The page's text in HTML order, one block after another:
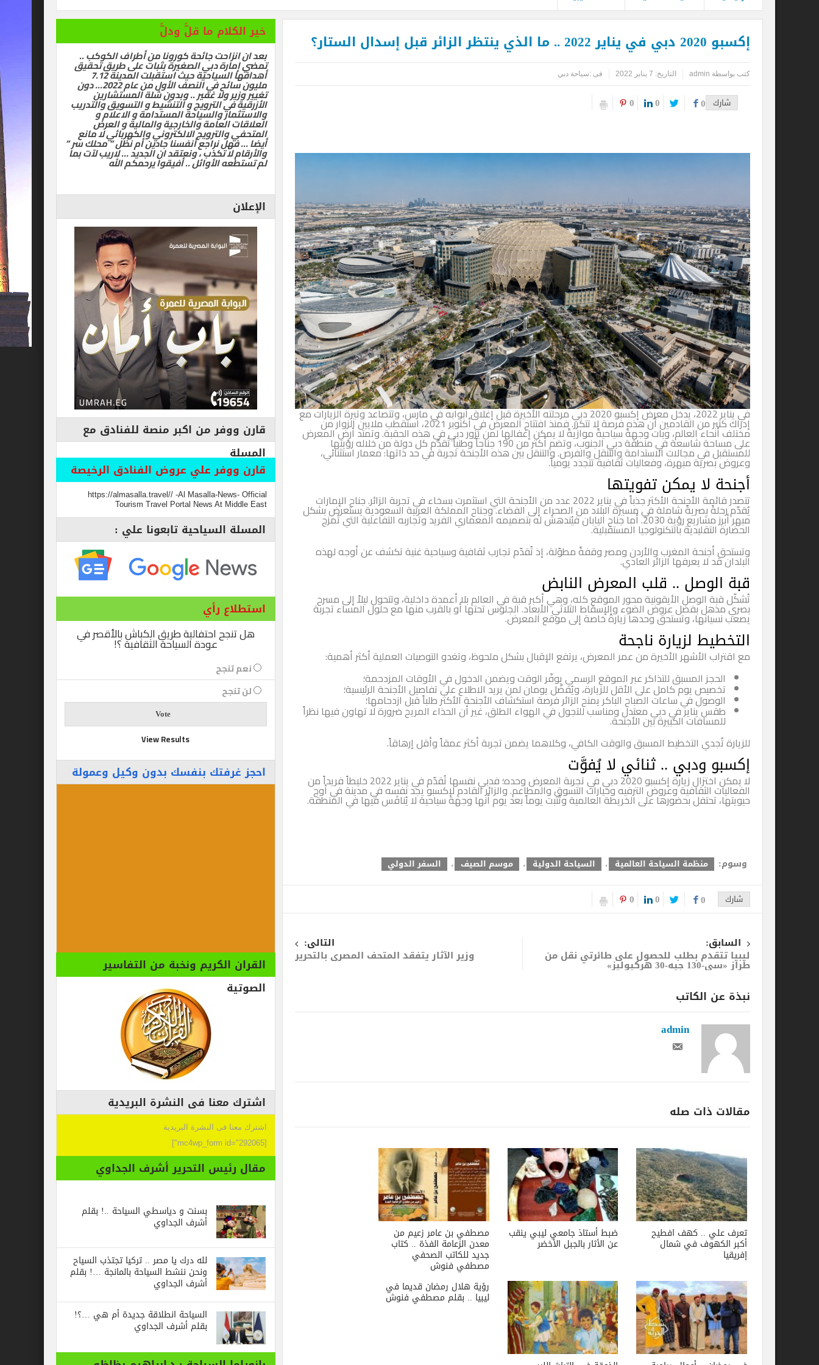
إكسبو 2020 دبي في يناير 2022 .. ما الذي ينتظر الزائر قبل إسدال الستار؟
admin التاريخ: 7 يناير 2022 فى :سياحة دبي
0
0
في يناير 2022، يدخل معرض إكسبو 2020 دبي مرحلته الأخيرة قبل إغلاق أبوابه في مارس، وتتصاعد وتيرة الزيارات مع
إدراك كثير من القادمين أن هذه فرصة لا تتكرر. فمنذ افتتاح المعرض في أكتوبر 2021، استقطب ملايين الزوار من
مختلف أنحاء العالم، وبات وجهةً سياحيةً موازيةً لا يمكن إغفالها لمن يزور دبي في هذه الحقبة. وتمتد أرض المعرض
على مساحة شاسعة في منطقة دبي الجنوب، وتضم أكثر من 190 جناحاً وطنياً تُقدّم كل دولة من خلاله رؤيتها
للمستقبل في مجالات الاستدامة والتنقل والفرص. والتنقل بين هذه الأجنحة تجربة في حد ذاتها: معمار استثنائي،
وعروض بصرية مبهرة، وفعاليات ثقافية تتجدد يومياً.
أجنحة لا يمكن تفويتها
تتصدر قائمة الأجنحة الأكثر جذباً في يناير 2022 عدد من الأجنحة التي استثمرت بسخاء في تجربة الزائر. جناح الإمارات
يُقدّم رحلةً بصريةً شاملة في مسيرة البلاد من الصحراء إلى الفضاء. وجناح المملكة العربية السعودية يستعرض بشكل
مبهر أبرز مشاريع رؤية 2030. أما جناح اليابان فيُندهش له بتصميمه المعماري الفريد وتجاربه التفاعلية التي تُمزج
الحضارة التقليدية بالتكنولوجيا المستقبلية.
وتستحق أجنحة المغرب والأردن ومصر وقفةً مطوّلة، إذ تُقدّم تجارب ثقافية وسياحية غنية تكشف عن أوجه لهذه
البلدان قد لا يعرفها الزائر العادي.
قبة الوصل .. قلب المعرض النابض
تُشكّل قبة الوصل الأيقونية محور الموقع كله، وهي أكبر قبة في العالم بلا أعمدة داخلية، وتتحول ليلاً إلى مسرح
بصري مذهل بفضل عروض الضوء والإسقاط الثلاثي الأبعاد. الجلوس تحتها أو بالقرب منها مع حلول المساء تجربة
يصعب نسيانها، وتستحق وحدها زيارةً خاصة إلى موقع المعرض.
التخطيط لزيارة ناجحة
مع اقتراب الأشهر الأخيرة من عمر المعرض، يرتفع الإقبال بشكل ملحوظ، وتغدو التوصيات العملية أكثر أهمية:
الحجز المسبق للتذاكر عبر الموقع الرسمي يوفّر الوقت ويضمن الدخول في الأوقات المزدحمة؛
تخصيص يوم كامل على الأقل للزيارة، ويُفضّل يومان لمن يريد الاطلاع على تفاصيل الأجنحة الرئيسية؛
الوصول في ساعات الصباح الباكر يمنح الزائر فرصة استكشاف الأجنحة الأكثر طلباً قبل ازدحامها؛
طقس يناير في دبي معتدل ومناسب للتجول في الهواء الطلق، غير أن الحذاء المريح ضرورة لا تهاون فيها نظراً
للمسافات الكبيرة بين الأجنحة.
للزيارة تُجدي التخطيط المسبق والوقت الكافي، وكلاهما يضمن تجربة أكثر عمقاً وأقل إرهاقاً.
إكسبو ودبي .. ثنائي لا يُفوَّت
لا يمكن اختزال زيارة إكسبو 2020 دبي في تجربة المعرض وحده؛ فدبي نفسها تُقدّم في يناير 2022 خليطاً فريداً من
الفعاليات الثقافية وعروض الترفيه وخيارات التسوق والمطاعم. والزائر القادم لإكسبو يجد نفسه في مدينة في أوج
حيويتها، تحتفل بحضورها على الخريطة العالمية وتُثبت يوماً بعد يوم أنها وجهة سياحية لا يُنافَس فيها في المنطقة.
منظمة السياحة العالمية ، السياحة الدولية ، موسم الصيف ، السفر الدولي
0
0
0
السابق:
ليبيا تتقدم بطلب للحصول على طائرتي نقل من
طراز «سي-130 جيه-30 هركيوليز»
وزير الآثار يتفقد المتحف المصرى بالتحرير
نبذة عن الكاتب
admin
مقالات ذات صله
تعرف علي .. كهف افطيح
أكبر الكهوف في شمال
ضبط أستاذ جامعي ليبي ينقب
عن الأثار بالجبل الأخضر
مصطفي بن عامر زعيم من
معدن الزعامة الفذة .. كتاب
جديد للكاتب الصحفي
مصطفي فنوش
رؤية هلال رمضان قديما في
ليبيا .. بقلم مصطفي فنوش
خير الكلام ما قلَّ ودلَّ
بعد ان انزاحت جائحة كورونا من أطراف الكوكب ..
تمضي إمارة دبي الصغيرة بثبات على طريق تحقيق
أهدافها السياحية حيث استقبلت المدينة 7.12
مليون سائح في النصف الأول من عام 2022… دون
تغيير وزير ولا غفير .. وبدون شلة المستشارين
الأزرقية في الترويج و التنشيط و التسويق والتدريب
والاستثمار والسياحة المستدامة و الاعلام و
العلاقات العامة والخارجية والمالية و العرض
المتحفي والترويج الالكتروني والكهربائي لا مانع
أيضا … فهل نراجع أنفسنا جادين أم نظل ” محلك سر ”
والأرقام لا تكذب ، ونعتقد ان الجديد … لاريب لآت بما
لم تستطعه الأوائل .. أفيقوا يرحمكم الله
الإعلان
قارن ووفر من اكبر منصة للفنادق مع
المسلة
قارن ووفر علي عروض الفنادق الرخيصة
https://almasalla.travel// -Al Masalla-News- Official
Tourism Travel Portal News At Middle East
المسلة السياحية تابعونا علي :
استطلاع رأي
هل تنجح احتفالية طريق الكباش بالأقصر في
عودة السياحة الثقافية ؟!
نعم تنجح
View Results
احجز غرفتك بنفسك بدون وكيل وعمولة
القران الكريم ونخبة من التفاسير
اشترك معنا فى النشرة البريدية
اشترك معنا فى النشرة البريدية
مقال رئيس التحرير أشرف الجداوي
بسنت و دياسطي السياحة ..! بقلم
أشرف الجداوي
لله درك يا مصر .. تركيا تجتذب السياح
ونحن ننشط السياحة بالمانجة …! بقلم
أشرف الجداوي
السياحة انطلاقة جديدة أم هي …؟!
بقلم أشرف الجداوي